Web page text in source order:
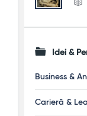
Idei &
Business &
Carieră &